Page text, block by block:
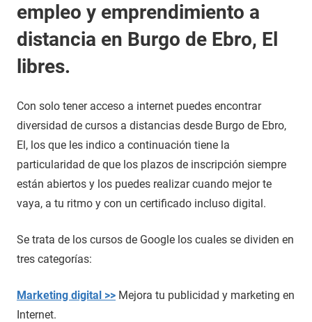
empleo y emprendimiento a
distancia en Burgo de Ebro, El
libres.
Con solo tener acceso a internet puedes encontrar
diversidad de cursos a distancias desde Burgo de Ebro,
El, los que les indico a continuación tiene la
particularidad de que los plazos de inscripción siempre
están abiertos y los puedes realizar cuando mejor te
vaya, a tu ritmo y con un certificado incluso digital.
Se trata de los cursos de Google los cuales se dividen en
tres categorías:
Marketing digital >> Mejora tu publicidad y marketing en
Internet.